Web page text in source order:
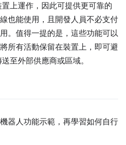
上運作，因此可提供更可靠的
也能使用，且開發人員不必支付
。值得一提的是，這些功能可以
所有活動保留在裝置上，即可避
至外部供應商或區域。
器人功能示範，再學習如何自行